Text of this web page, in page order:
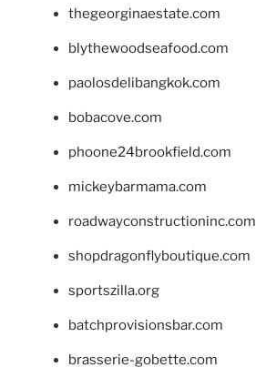
thegeorginaestate.com
blythewoodseafood.com
paolosdelibangkok.com
bobacove.com
phoone24brookfield.com
mickeybarmama.com
roadwayconstructioninc.com
shopdragonflyboutique.com
sportszilla.org
batchprovisionsbar.com
brasserie-gobette.com